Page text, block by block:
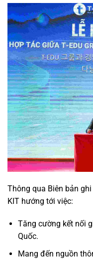
Thông qua Biên bản
KIT hướng tới việc:
Tăng cường kết nối
Quốc.
Mang đến nguồn